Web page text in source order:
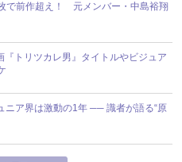
で前作超え！ 元メンバー・中島裕翔
トリツカレ男』タイトルやビジュア
ニア界は激動の1年 ── 識者が語る“原